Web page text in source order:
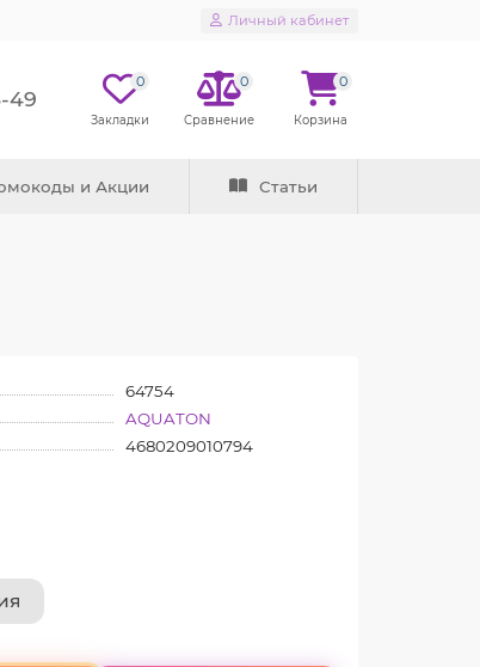
Личный кабинет
49
0 0 0
и Акции Статьи
64754
AQUATON
4680209010794